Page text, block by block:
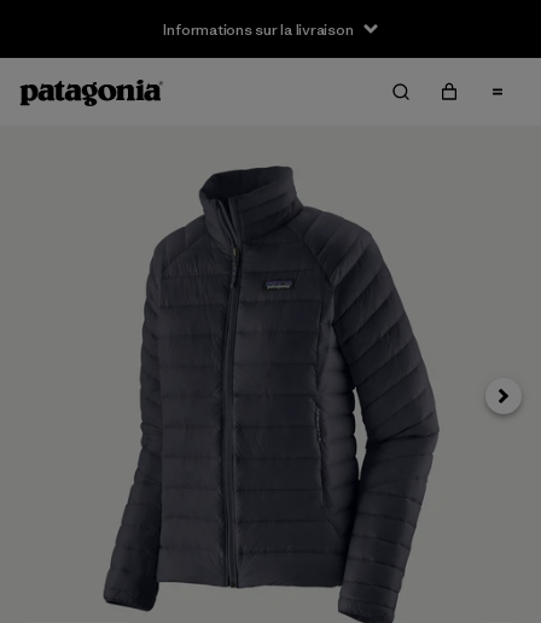
Informations sur la livraison